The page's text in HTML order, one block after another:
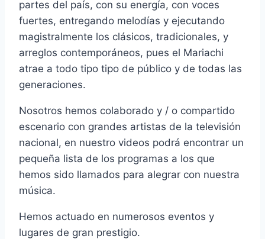
partes del país, con su energía, con voces
fuertes, entregando melodías y ejecutando
magistralmente los clásicos, tradicionales, y
arreglos contemporáneos, pues el Mariachi
atrae a todo tipo tipo de público y de todas las
generaciones.
Nosotros hemos colaborado y / o compartido
escenario con grandes artistas de la televisión
nacional, en nuestro videos podrá encontrar un
pequeña lista de los programas a los que
hemos sido llamados para alegrar con nuestra
música.
Hemos actuado en numerosos eventos y
lugares de gran prestigio.